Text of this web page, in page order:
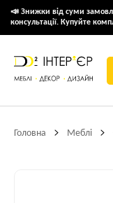
📣 Знижки від суми
консультації. Купуйте
Головна Меблі